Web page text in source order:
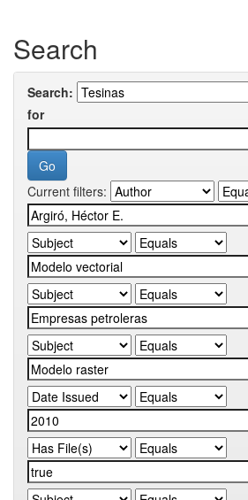
Search
Search:
for
Current filters: